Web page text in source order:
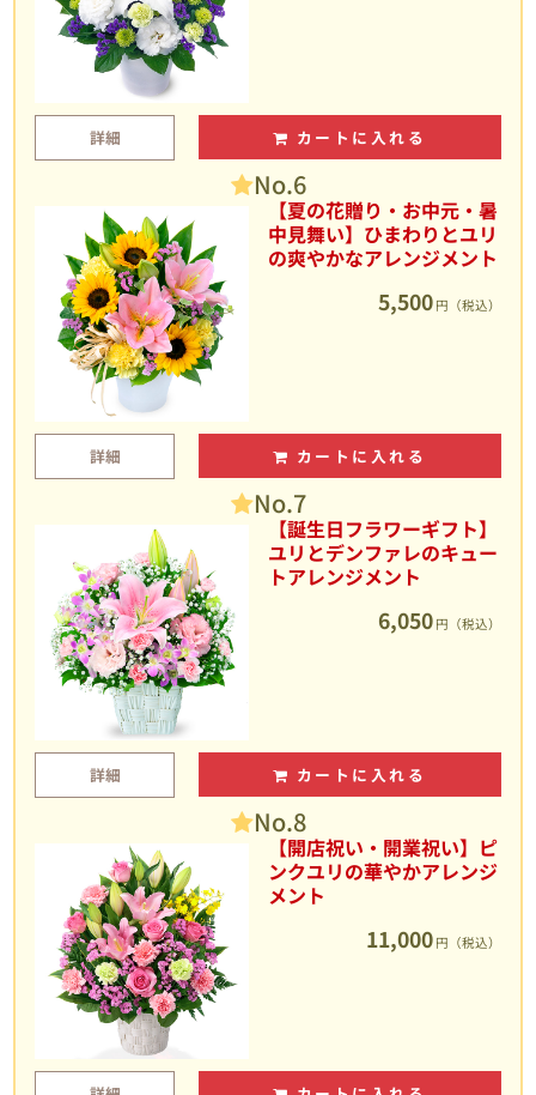
詳細 カートに入れる
No.6
【夏の花贈り・お中元・暑
中見舞い】ひまわりとユリ
の爽やかなアレンジメント
5,500 円（税込）
詳細 カートに入れる
No.7
【誕生日フラワーギフト】
ユリとデンファレのキュー
トアレンジメント
6,050 円（税込）
詳細 カートに入れる
No.8
【開店祝い・開業祝い】ピ
ンクユリの華やかアレンジ
メント
11,000 円（税込）